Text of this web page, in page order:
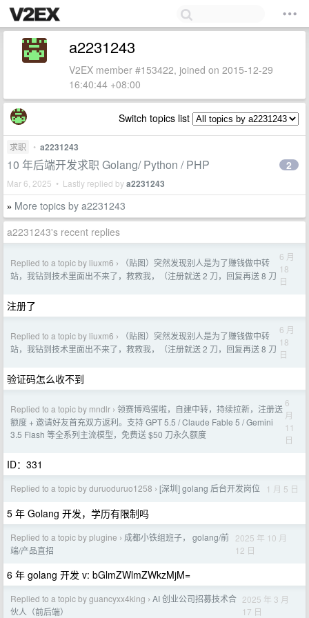
a2231243
V2EX member #153422, joined on 2015-12-29
16:40:44 +08:00
Switch topics list
求职 • a2231243
10 年后端开发求职 Golang/ Python / PHP
Mar 6, 2025 • Lastly replied bya2231243
2
» More topics by a2231243
a2231243's recent replies
Replied to a topic by liuxm6 ›
（贴图）突然发现别人是为了赚钱做中转
站，我钻到技术里面出不来了，救救我，（注册就送 2 刀，回复再送 8 刀
6 月
18
日
注册了
Replied to a topic by liuxm6 ›
（贴图）突然发现别人是为了赚钱做中转
站，我钻到技术里面出不来了，救救我，（注册就送 2 刀，回复再送 8 刀
6 月
18
日
验证码怎么收不到
Replied to a topic by mndlr › 领赛博鸡蛋啦，自建中转，持续拉新，注册送
额度 + 邀请好友首充双方返利。支持 GPT 5.5 / Claude Fable 5 / Gemini
3.5 Flash 等全系列主流模型，免费送 $50 刀永久额度
6
月
11
日
ID：331
Replied to a topic by duruoduruo1258 › [深圳] golang 后台开发岗位 1 月 5 日
5 年 Golang 开发，学历有限制吗
Replied to a topic by plugine › 成都小铁组班子， golang/前
端/产品直招
2025 年 10 月
12 日
6 年 golang 开发 v: bGlmZWlmZWkzMjM=
Replied to a topic by guancyxx4king › AI 创业公司招募技术合
伙人（前后端）
2025 年 3 月
17 日